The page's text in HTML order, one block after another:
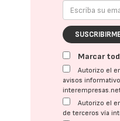
Marcar
Autorizo el
avisos
Autorizo el
de terceros vía